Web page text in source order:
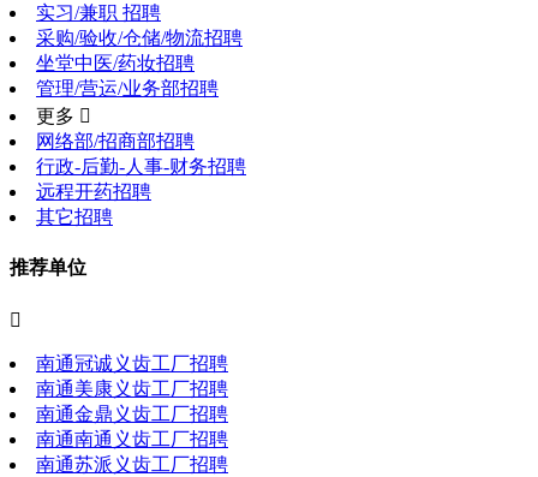
实习/兼职 招聘
采购/验收/仓储/物流招聘
坐堂中医/药妆招聘
管理/营运/业务部招聘
更多 
网络部/招商部招聘
行政-后勤-人事-财务招聘
远程开药招聘
其它招聘
推荐单位

南通冠诚义齿工厂招聘
南通美康义齿工厂招聘
南通金鼎义齿工厂招聘
南通南通义齿工厂招聘
南通苏派义齿工厂招聘